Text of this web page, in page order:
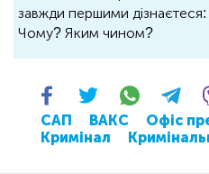
завжди першими
Чому? Яким чином?
САП ВАКС Офіс
Кримінал